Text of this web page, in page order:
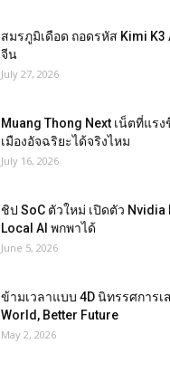
สมรภูมิเดือด ถอดรหัส Kimi
จีน
July 27, 2026
Muang Thong Next เน็ตที่แร
เมืองอัจฉริยะได้จริงไหม
July 16, 2026
ชิป SoC ตัวใหม่ เปิดตัว Nvidia
Local AI พกพาได้
June 5, 2026
ข้ามเวลาแบบ 4D นิทรรศการเ
World, Better Future
May 2, 2026